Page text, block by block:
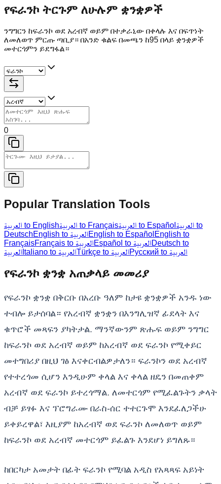
የፍራንኮ ትርጉም ለሁሉም ቋንቋዎች
ንግግርን ከፍራንኮ ወደ አረብኛ ወይም በተቃራኒው በቀላሉ እና በፍጥነት
ለመለወጥ ምርጡ ጣቢያ። በአንድ ቁልፍ በመጫን ከ95 በላይ ቋንቋዎች
መተርጎምን ይደግፋል።
0
Popular Translation Tools
العربية to English العربية to Français العربية to Español العربية to
Deutsch
English to العربيةEnglish to Español English to
Français
Français to العربية Español to العربيةDeutsch to
العربية
Italiano to العربية Türkçe to العربية Русский to العربية
የፍራንኮ ቋንቋ አጠቃላይ መመሪያ
የፍራንኮ ቋንቋ በቅርቡ በአረቡ ዓለም ከታዩ ቋንቋዎች አንዱ ነው
ተብሎ ይታሰባል። የአረብኛ ቋንቋን በእንግሊዝኛ ፊደላት እና
ቁጥሮች መጻፍን ያካትታል. ማንኛውንም ጽሑፍ ወይም ንግግር
ከፍራንኮ ወደ አረብኛ ወይም ከአረብኛ ወደ ፍራንኮ የሚቀይር
መተግበሪያ በዚህ ገፅ እናቀርብልዎታለን። ፍራንኮን ወደ አረብኛ
የተተረጎመ ሲሆን እንዲሁም ቀላል እና ቀላል ዘዴን በመጠቀም
አረብኛ ወደ ፍራንኮ ይተረጎማል. ለመተርጎም የሚፈልጉትን ቃላት
ብቻ ይፃፉ እና ፕሮግራሙ በራስ-ሰር ተተርጉሞ እንደፈለጋችሁ
ይቀይረዋል፣ እዚያም ከአረብኛ ወደ ፍራንኮ ለመለወጥ ወይም
ከፍራንኮ ወደ አረብኛ መተርጎም ይፈልጉ እንደሆነ ይግለጹ።
ከበርካታ አመታት በፊት ፍራንኮ የሚባል አዲስ የአጻጻፍ አይነት